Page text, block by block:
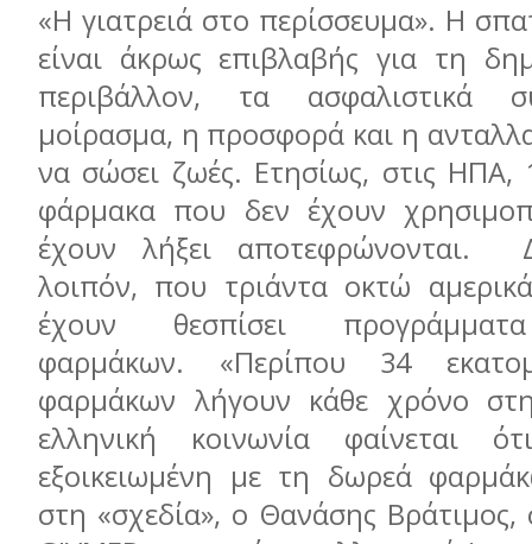
«Η γιατρειά στο περίσσευμα». Η
είναι άκρως επιβλαβής για τη
περιβάλλον, τα ασφαλιστικά
μοίρασμα, η προσφορά και η
να σώσει ζωές. Ετησίως, στις ΗΠΑ,
φάρμακα που δεν έχουν
έχουν λήξει αποτεφρώνονται.
λοιπόν, που τριάντα οκτώ
έχουν θεσπίσει
φαρμάκων. «Περίπου 34
φαρμάκων λήγουν κάθε χρόνο
ελληνική κοινωνία φαίνεται
εξοικειωμένη με τη δωρεά
στη «σχεδία», ο Θανάσης Βράτιμος,